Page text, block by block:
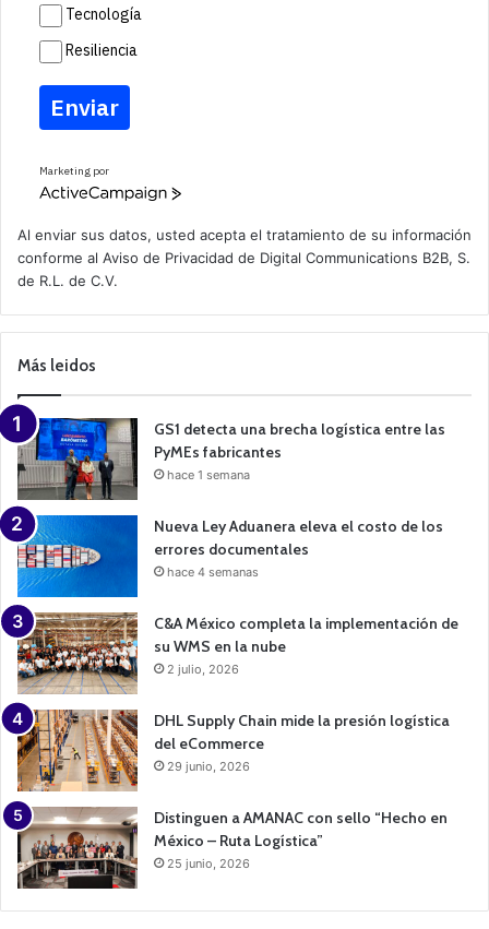
Tecnología
Resiliencia
Enviar
Marketing por
A
v
e
a
m
a
n
Al enviar sus datos, usted acepta el tratamiento de su información
conforme al Aviso de Privacidad de Digital Communications B2B, S.
de R.L. de C.V.
Más leidos
GS1 detecta una brecha logística entre las
PyMEs fabricantes
hace 1 semana
Nueva Ley Aduanera eleva el costo de los
errores documentales
hace 4 semanas
C&A México completa la implementación de
su WMS en la nube
2 julio, 2026
DHL Supply Chain mide la presión logística
del eCommerce
29 junio, 2026
Distinguen a AMANAC con sello “Hecho en
México – Ruta Logística”
25 junio, 2026